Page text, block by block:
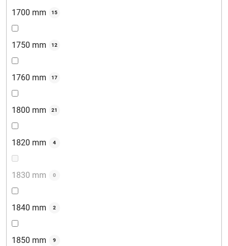
1700 mm 15
1750 mm 12
1760 mm 17
1800 mm 21
1820 mm 4
1830 mm 0
1840 mm 2
1850 mm 9